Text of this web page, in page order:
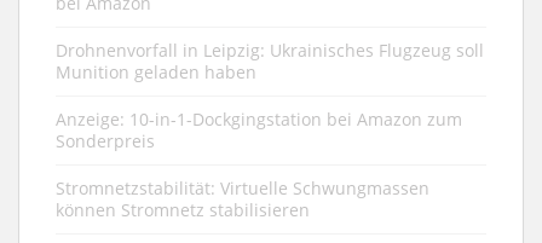
Drohnenvorfall in Leipzig: Ukrainisches Flugzeug soll
Munition geladen haben
Anzeige: 10-in-1-Dockgingstation bei Amazon zum
Sonderpreis
Stromnetzstabilität: Virtuelle Schwungmassen
können Stromnetz stabilisieren